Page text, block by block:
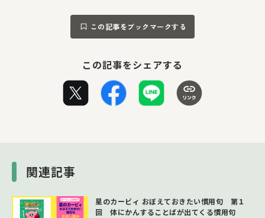
この記事をブックマークする
この記事をシェアする
関連記事
星のカービィ おぼえておきたい慣用句 第１
回 体にかんすることばが出てくる慣用句